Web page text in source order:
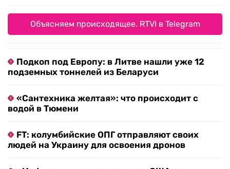
Объясняем происходящее. RTVI в Telegram
Подкоп под Европу: в Литве нашли уже 12
подземных тоннелей из Беларуси
«Сантехника желтая»: что происходит с
водой в Тюмени
FT: колумбийские ОПГ отправляют своих
людей на Украину для освоения дронов